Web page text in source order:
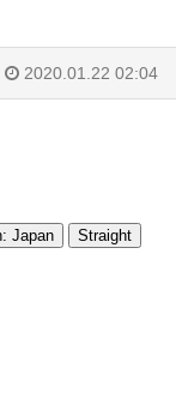
2020.01.22 02:04